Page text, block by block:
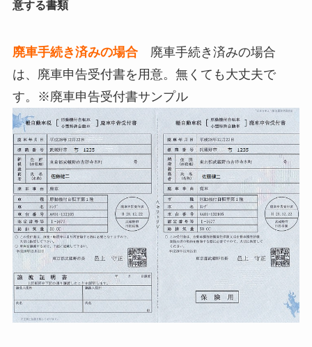
意する書類
廃車手続き済みの場合
廃車手続き済みの場合
は、廃車申告受付書を用意。無くても大丈夫で
す。※廃車申告受付書サンプル